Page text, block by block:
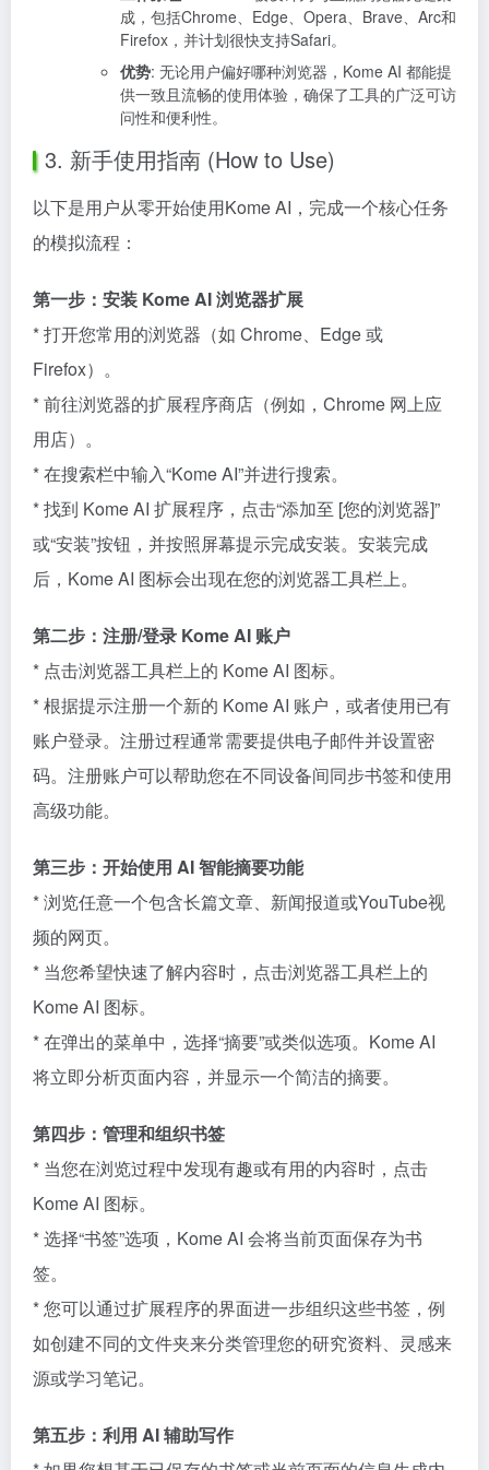
成，包括Chrome、Edge、Opera、Brave、Arc和
Firefox，并计划很快支持Safari。
优势: 无论用户偏好哪种浏览器，Kome AI 都能提
供一致且流畅的使用体验，确保了工具的广泛可访
问性和便利性。
3. 新手使用指南 (How to Use)
以下是用户从零开始使用Kome AI，完成一个核心任务
的模拟流程：
第一步：安装 Kome AI 浏览器扩展
* 打开您常用的浏览器（如 Chrome、Edge 或
Firefox）。
* 前往浏览器的扩展程序商店（例如，Chrome 网上应
用店）。
* 在搜索栏中输入“Kome AI”并进行搜索。
* 找到 Kome AI 扩展程序，点击“添加至 [您的浏览器]”
或“安装”按钮，并按照屏幕提示完成安装。安装完成
后，Kome AI 图标会出现在您的浏览器工具栏上。
第二步：注册/登录 Kome AI 账户
* 点击浏览器工具栏上的 Kome AI 图标。
* 根据提示注册一个新的 Kome AI 账户，或者使用已有
账户登录。注册过程通常需要提供电子邮件并设置密
码。注册账户可以帮助您在不同设备间同步书签和使用
高级功能。
第三步：开始使用 AI 智能摘要功能
* 浏览任意一个包含长篇文章、新闻报道或YouTube视
频的网页。
* 当您希望快速了解内容时，点击浏览器工具栏上的
Kome AI 图标。
* 在弹出的菜单中，选择“摘要”或类似选项。Kome AI
将立即分析页面内容，并显示一个简洁的摘要。
第四步：管理和组织书签
* 当您在浏览过程中发现有趣或有用的内容时，点击
Kome AI 图标。
* 选择“书签”选项，Kome AI 会将当前页面保存为书
签。
* 您可以通过扩展程序的界面进一步组织这些书签，例
如创建不同的文件夹来分类管理您的研究资料、灵感来
源或学习笔记。
第五步：利用 AI 辅助写作